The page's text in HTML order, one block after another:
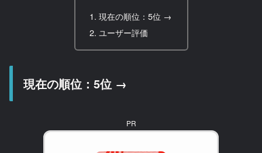
現在の順位：5位 →
ユーザー評価
現在の順位：5位 →
PR